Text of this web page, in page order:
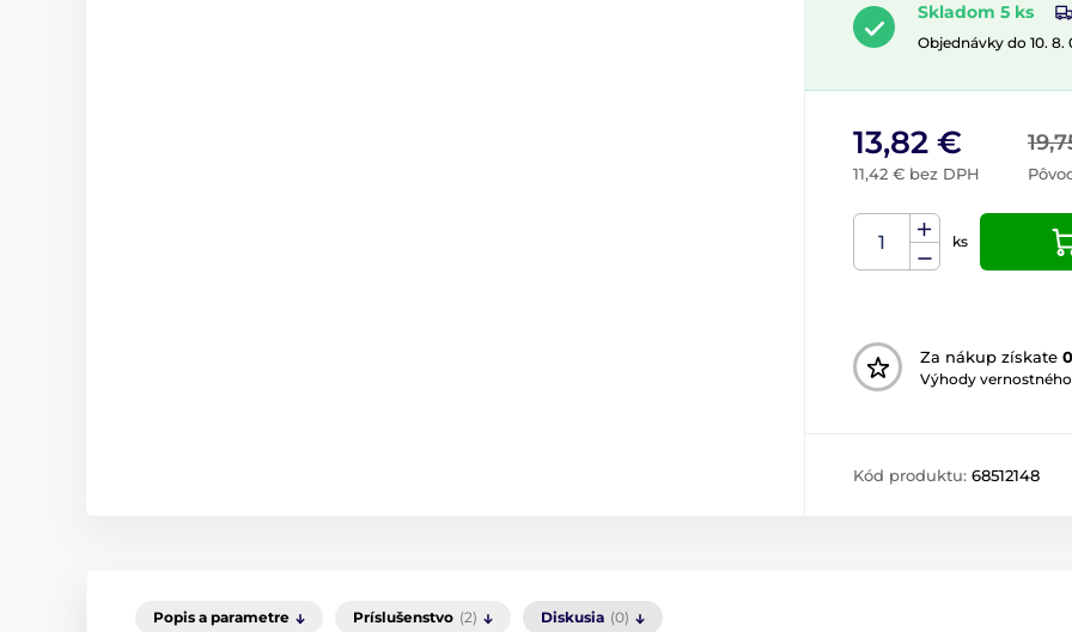
Skladom 5 ks
Objednávky do 10.
13,82 €
11,42 € bez DPH
ks
Za nákup získate
Výhody
Kód produktu: 68512148
Popis a parametre Príslušenstvo (2) Diskusia (0)